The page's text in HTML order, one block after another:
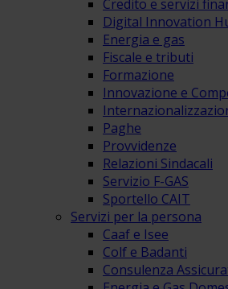
Credito e servizi
Digital Innovation
Energia e gas
Fiscale e tributi
Formazione
Innovazione e
Paghe
Provvidenze
Relazioni Sindacali
Servizio F-GAS
Sportello CAIT
Servizi per la persona
Caaf e Isee
Colf e Badanti
Consulenza